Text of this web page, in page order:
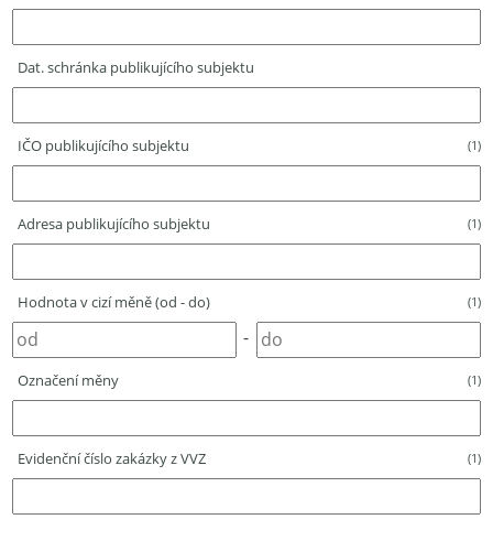
Dat. schránka publikujícího subjektu
IČO publikujícího subjektu (1)
Adresa publikujícího subjektu (1)
Hodnota v cizí měně (od - do) (1)
-
Označení měny (1)
Evidenční číslo zakázky z VVZ (1)